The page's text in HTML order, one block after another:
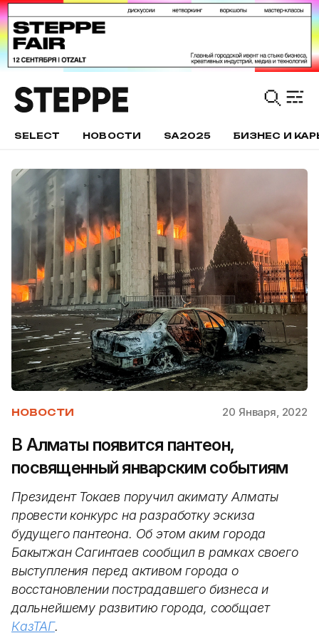
SELECT НОВОСТИ SA2025 БИЗНЕС И
НОВОСТИ 20 Января, 2022
В Алматы появится пантеон,
посвященный январским событиям
Президент Токаев поручил акимату Алматы
провести конкурс на разработку эскиза
будущего пантеона. Об этом аким города
Бакытжан Сагинтаев сообщил в рамках своего
выступления перед активом города о
восстановлении пострадавшего бизнеса и
дальнейшему развитию города, сообщает
КазТАГ.